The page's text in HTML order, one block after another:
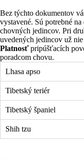
Bez týchto dokumentov
vystavené. Sú potrebné
chovných jedincov. Pri
uvedených jedincov už
Platnosťpripúšťacích
poradcom chovu.
Lhasa apso
Tibetský teriér
Tibetský španiel
Shih tzu